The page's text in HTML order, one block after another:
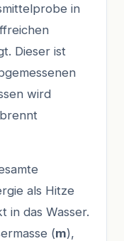
in
Dieser ist
wird
als Hitze
in das Wasser.
(m),